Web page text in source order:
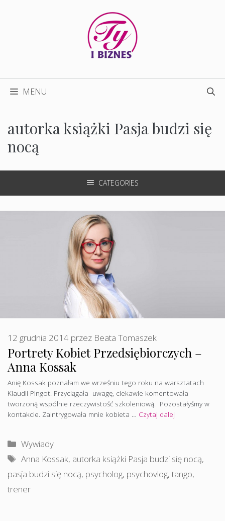
MENU
autorka książki Pasja budzi się
nocą
CATEGORIES
Portrety Kobiet Przedsiębiorczych –
Anna Kossak
12 grudnia 2014 przez Beata Tomaszek
Anię Kossak poznałam we wrześniu tego roku na warsztatach
Klaudii Pingot. Przyciągała uwagę, ciekawie komentowała
tworzoną wspólnie rzeczywistość szkoleniową. Pozostałyśmy w
kontakcie. Zaintrygowała mnie kobieta … Czytaj dalej
Kategorie
Wywiady
Tagi
Anna Kossak, autorka książki Pasja budzi się nocą,
pasja budzi się nocą, psycholog, psychovlog,tango,
trener